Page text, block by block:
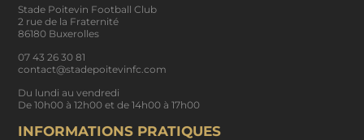
Stade Poitevin Football Club
2 rue de la Fraternité
86180 Buxerolles
07 43 26 30 81
contact@stadepoitevinfc.com
Du lundi au vendredi
De 10h00 à 12h00 et de 14h00 à 17h00
INFORMATIONS PRATIQUES